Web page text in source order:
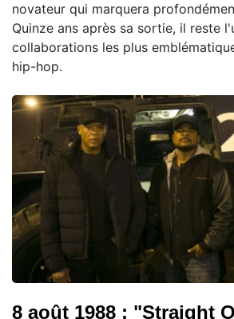
novateur qui marquera
Quinze ans après sa sortie, il reste
collaborations les plus
hip-hop.
8 août 1988 : "Straight